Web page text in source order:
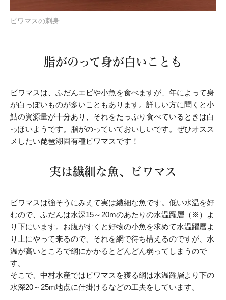
ビワマスの刺身
脂がのって身が白いことも
ビワマスは、ふだんエビや小魚を食べますが、年によって身
が白っぽいものが多いこともあります。詳しい方に聞くと小
鮎の資源量が十分あり、それをたっぷり食べているときは白
っぽいようです。脂がのっていておいしいです。ぜひオスス
メしたい琵琶湖固有種ビワマスです！
実は繊細な魚、ビワマス
ビワマスは強そうにみえて実は繊細な魚です。低い水温を好
むので、ふだんは水深15～20mのあたりの水温躍層（※）よ
り下にいます。お腹がすくと好物の小魚を求めて水温躍層よ
り上にやって来るので、それを網で待ち構えるのですが、水
温が高いところで網にかかるとどんどん弱ってしまうので
す。
そこで、中村水産ではビワマスを獲る網は水温躍層より下の
水深20～25m地点に仕掛けるなどの工夫をしています。